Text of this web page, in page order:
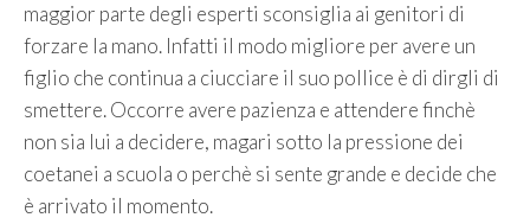
maggior parte degli esperti sconsiglia ai genitori di
forzare la mano. Infatti il modo migliore per avere un
figlio che continua a ciucciare il suo pollice è di dirgli di
smettere. Occorre avere pazienza e attendere finchè
non sia lui a decidere, magari sotto la pressione dei
coetanei a scuola o perchè si sente grande e decide che
è arrivato il momento.